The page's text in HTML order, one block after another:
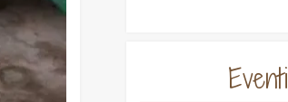
Eventi